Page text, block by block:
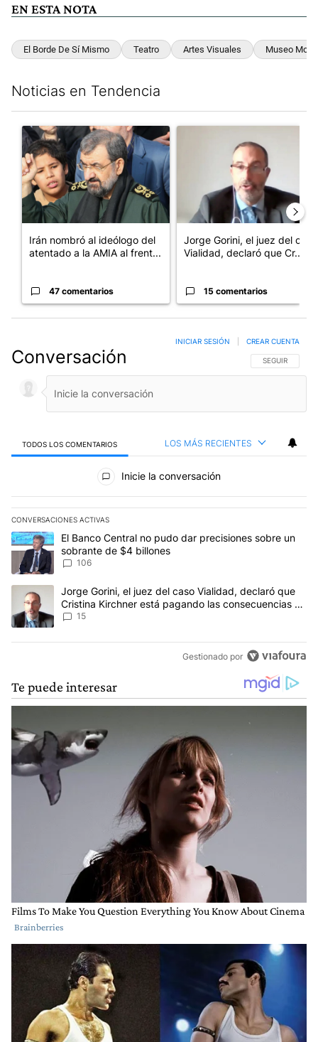
EN ESTA NOTA
El Borde De Sí Mismo Teatro Artes Visuales Museo
Noticias en Tendencia
Un artículo de tendencia con el título "Irán nombró al ideólogo
Irán nombró al ideólogo del
atentado a la AMIA al frent...
47 comentarios
Jorge Gorini, el juez del caso
Vialidad, declaró que Cr...
15 comentarios
Conversación SIGA ESTA
SEGUIR
INICIAR SESIÓN CREAR CUENTA
TODOS LOS COMENTARIOS LOS MÁS RECIENTES
Todos los comentarios
Inicie la conversación
CONVERSACIONES ACTIVAS
Este listado muestra los artículos con más comentarios en los
Un artículo de tendencia con el título "El Banco Central no pudo
El Banco Central no pudo dar precisiones sobre un
sobrante de $4 billones
106
Un artículo de tendencia con el título "Jorge Gorini, el juez del
Jorge Gorini, el juez del caso Vialidad, declaró que
Cristina Kirchner está pagando las consecuencias de
cometer "un delito comprobado"
15
Gestionado por